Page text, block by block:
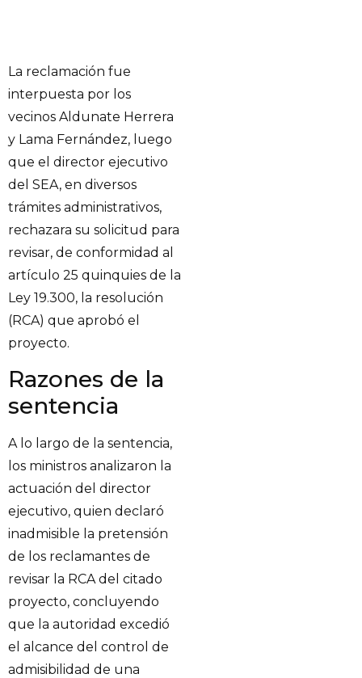
La reclamación fue
interpuesta por los
vecinos Aldunate Herrera
y Lama Fernández, luego
que el director ejecutivo
del SEA, en diversos
trámites administrativos,
rechazara su solicitud para
revisar, de conformidad al
artículo 25 quinquies de la
Ley 19.300, la resolución
(RCA) que aprobó el
proyecto.
Razones de la
sentencia
A lo largo de la sentencia,
los ministros analizaron la
actuación del director
ejecutivo, quien declaró
inadmisible la pretensión
de los reclamantes de
revisar la RCA del citado
proyecto, concluyendo
que la autoridad excedió
el alcance del control de
admisibilidad de una